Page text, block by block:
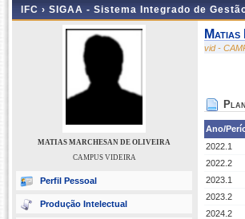
IFC › SIGAA - Sistema Integrado de
MATIAS MARCHESAN DE OLIVEIRA
CAMPUS VIDEIRA
Perfil Pessoal
Produção Intelectual
vid -
Ano/
2022.1
2022.2
2023.1
2023.2
2024.2